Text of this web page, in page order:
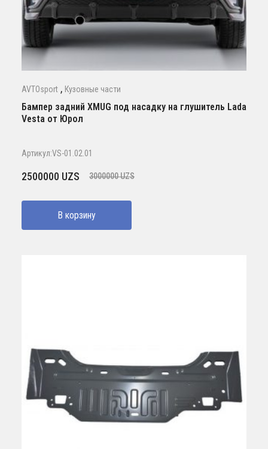
AVTOsport , Кузовные части
Бампер задний XMUG под насадку на глушитель Lada
Vesta от Юрол
Артикул:VS-01.02.01
3000000UZS
Первоначальная
составляла
3000000 UZS.
2500000 UZS
Текущая
2500000 UZS.
В корзину